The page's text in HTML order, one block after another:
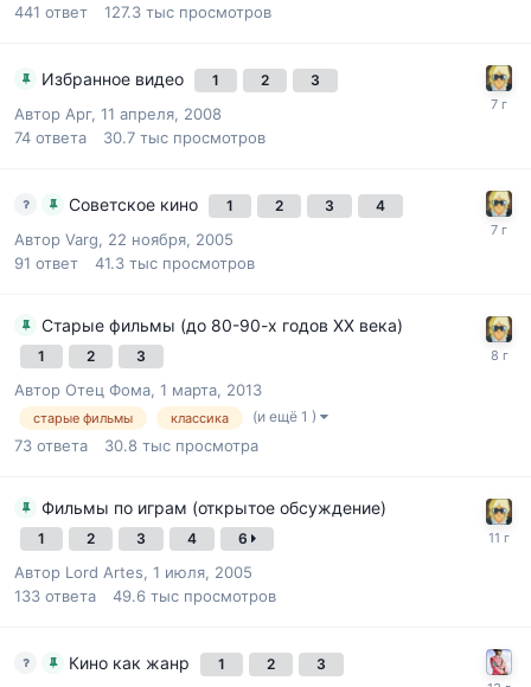
441 ответ 127.3 тыс просмотров
Избранное видео 1 2 3
Автор Арг, 11 апреля, 2008
74 ответа 30.7 тыс просмотров
Советское кино 1 2 3 4
Автор Varg, 22 ноября, 2005
91 ответ 41.3 тыс просмотров
Старые фильмы (до 80-90-х годов XX века)
1 2 3
Автор Отец Фома, 1 марта, 2013
старые фильмы классика (и ещё 1 )
73 ответа 30.8 тыс просмотра
Фильмы по играм (открытое обсуждение)
1 2 3 4 6
Автор Lord Artes, 1 июля, 2005
133 ответа 49.6 тыс просмотров
Кино как жанр 1 2 3